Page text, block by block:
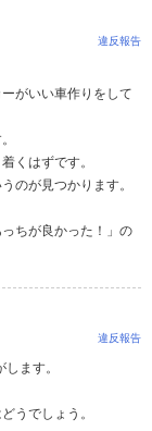
違反報告
がいい車作りをして
くはずです。
のが見つかります。
ちが良かった！」の
違反報告
ます。
うでしょう。